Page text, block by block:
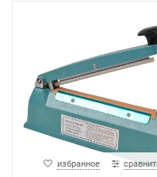
избранное